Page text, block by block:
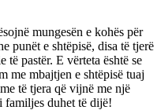
mungesën e kohës për
punët e shtëpisë, disa të tjerë
të pastër. E vërteta është se
me mbajtjen e shtëpisë tuaj
të tjera që vijnë me një
familjes duhet të dijë!